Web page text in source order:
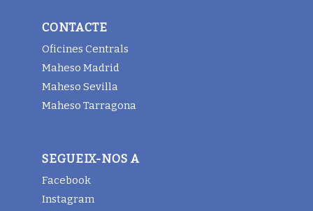
CONTACTE
Oficines Centrals
Maheso Madrid
Maheso Sevilla
Maheso Tarragona
SEGUEIX-NOS A
Facebook
Instagram